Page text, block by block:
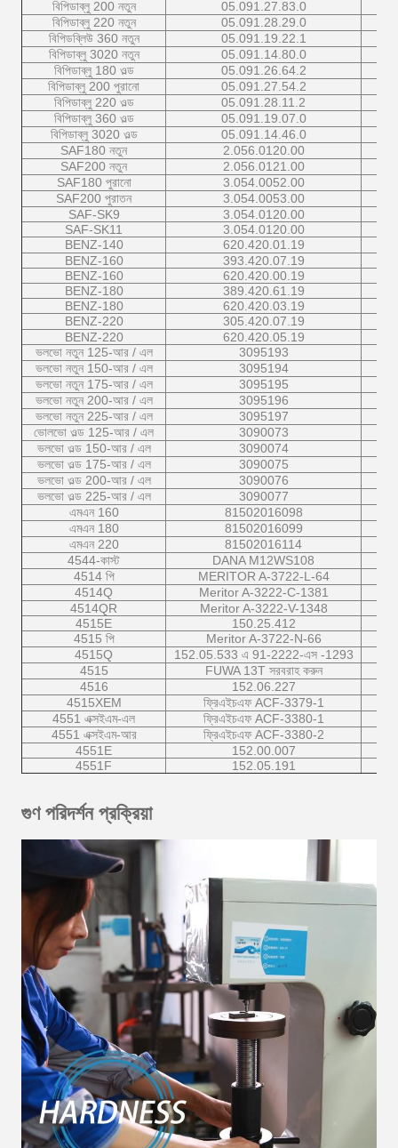
বিপিডাব্লু 200 নতুন
05.091.27.83.0
বিপিডাব্লু 220 নতুন
05.091.28.29.0
বিপিডব্লিউ 360 নতুন
05.091.19.22.1
বিপিডাব্লু 3020 নতুন
05.091.14.80.0
বিপিডাব্লু 180 ওল্ড
05.091.26.64.2
বিপিডাব্লু 200 পুরানো
05.091.27.54.2
বিপিডাব্লু 220 ওল্ড
05.091.28.11.2
বিপিডাব্লু 360 ওল্ড
05.091.19.07.0
বিপিডাব্লু 3020 ওল্ড
05.091.14.46.0
SAF180 নতুন
2.056.0120.00
SAF200 নতুন
2.056.0121.00
SAF180 পুরানো
3.054.0052.00
SAF200 পুরাতন
3.054.0053.00
SAF-SK9
3.054.0120.00
SAF-SK11
3.054.0120.00
BENZ-140
620.420.01.19
BENZ-160
393.420.07.19
BENZ-160
620.420.00.19
BENZ-180
389.420.61.19
BENZ-180
620.420.03.19
BENZ-220
305.420.07.19
BENZ-220
620.420.05.19
ভলভো নতুন 125-আর / এল
3095193
ভলভো নতুন 150-আর / এল
3095194
ভলভো নতুন 175-আর / এল
3095195
ভলভো নতুন 200-আর / এল
3095196
ভলভো নতুন 225-আর / এল
3095197
ভোলভো ওল্ড 125-আর / এল
3090073
ভলভো ওল্ড 150-আর / এল
3090074
ভলভো ওল্ড 175-আর / এল
3090075
ভলভো ওল্ড 200-আর / এল
3090076
ভলভো ওল্ড 225-আর / এল
3090077
এমএন 160
81502016098
এমএন 180
81502016099
এমএন 220
81502016114
4544-কাস্ট
DANA M12WS108
4514 পি
MERITOR A-3722-L-64
4514Q
Meritor A-3222-C-1381
4514QR
Meritor A-3222-V-1348
4515E
150.25.412
4515 পি
Meritor A-3722-N-66
4515Q
152.05.533 এ 91-2222-এস -1293
4515
FUWA 13T সরবরাহ করুন
4516
152.06.227
4515XEM
ফ্রিএইচএফ ACF-3379-1
4551 এক্সইএম-এল
ফ্রিএইচএফ ACF-3380-1
4551 এক্সইএম-আর
ফ্রিএইচএফ ACF-3380-2
4551E
152.00.007
4551F
152.05.191
গুণ পরিদর্শন প্রক্রিয়া